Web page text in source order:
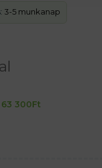
3-5 munkanap
63 300Ft